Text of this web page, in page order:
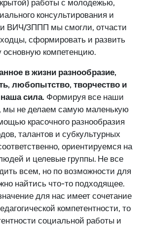
работы с молодежью,
консультирования и
ВИЧ/ЗППП мы смогли, отчасти
сформировать и развить
основную компетенцию.
в жизни разнообразие,
любопытство, творчество и
сила. Формируя все наши
мы не делаем самую маленькую
красочного разнообразия
талантов и субкультурных
ориентируемся на
и целевые группы. Не все
всем, но по возможности для
найтись что-то подходящее.
для нас имеет сочетание
компетентности, то
социальной работы и